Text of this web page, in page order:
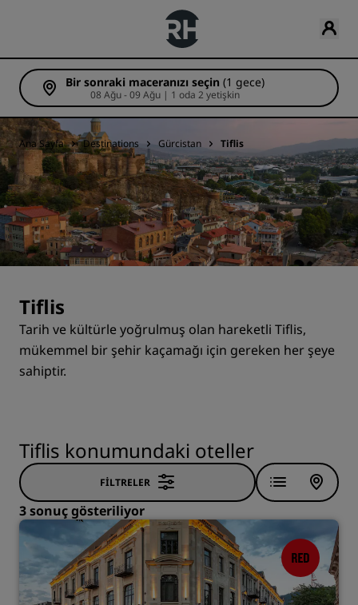
Bir sonraki maceranızı seçin (1 gece)
08 Ağu - 09 Ağu | 1 oda 2 yetişkin
Ana Sayfa Destinations Gürcistan Tiflis
Tiflis
Tarih ve kültürle yoğrulmuş olan hareketli Tiflis,
mükemmel bir şehir kaçamağı için gereken her şeye
sahiptir.
Tiflis konumundaki oteller
FILTRELER
3 sonuç gösteriliyor